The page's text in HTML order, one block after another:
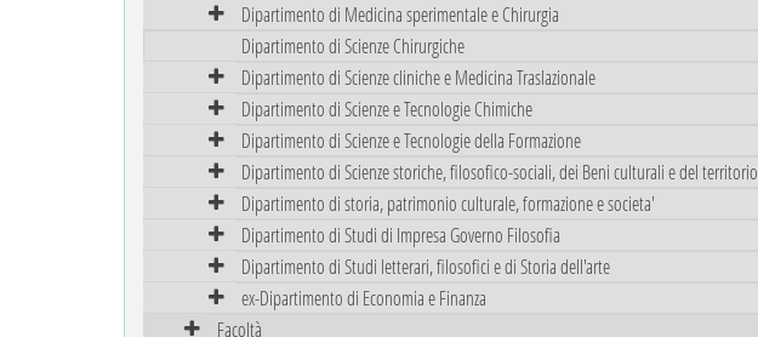
Dipartimento di Medicina sperimentale e Chirurgia
Dipartimento di Scienze Chirurgiche
Dipartimento di Scienze cliniche e Medicina Traslazionale
Dipartimento di Scienze e Tecnologie Chimiche
Dipartimento di Scienze e Tecnologie della Formazione
Dipartimento di Scienze storiche, filosofico-sociali, dei Beni culturali e del territorio
Dipartimento di storia, patrimonio culturale, formazione e societa'
Dipartimento di Studi di Impresa Governo Filosofia
Dipartimento di Studi letterari, filosofici e di Storia dell'arte
ex-Dipartimento di Economia e Finanza
Facoltà